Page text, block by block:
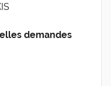
demandes